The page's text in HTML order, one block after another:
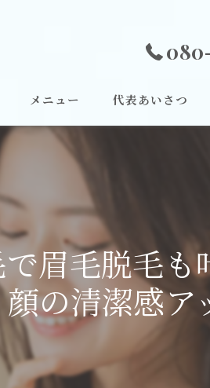
メニュー 代表あいさつ
眉毛脱毛
顔の清潔感ア